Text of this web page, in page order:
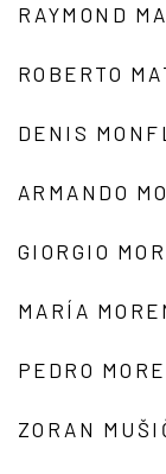
RAYMOND
ROBERTO
DENIS
ARMANDO
GIORGIO
MARÍA
PEDRO
ZORAN